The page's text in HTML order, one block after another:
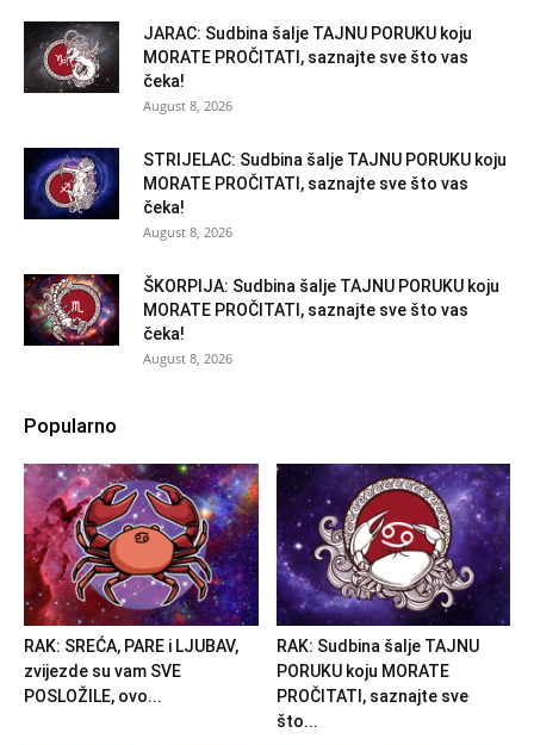
JARAC: Sudbina šalje TAJNU PORUKU koju
MORATE PROČITATI, saznajte sve što vas
čeka!
August 8, 2026
STRIJELAC: Sudbina šalje TAJNU PORUKU koju
MORATE PROČITATI, saznajte sve što vas
čeka!
August 8, 2026
ŠKORPIJA: Sudbina šalje TAJNU PORUKU koju
MORATE PROČITATI, saznajte sve što vas
čeka!
August 8, 2026
Popularno
RAK: SREĆA, PARE i LJUBAV,
zvijezde su vam SVE
POSLOŽILE, ovo...
RAK: Sudbina šalje TAJNU
PORUKU koju MORATE
PROČITATI, saznajte sve
što...